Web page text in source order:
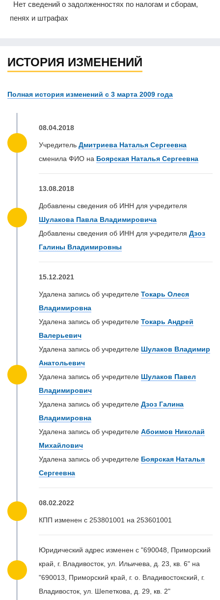
Нет сведений о задолженностях по налогам и сборам,
пенях и штрафах
ИСТОРИЯ ИЗМЕНЕНИЙ
Полная история изменений с 3 марта 2009 года
08.04.2018
Учредитель Дмитриева Наталья Сергеевна
сменила ФИО на Боярская Наталья Сергеевна
13.08.2018
Добавлены сведения об ИНН для учредителя
Шулакова Павла Владимировича
Добавлены сведения об ИНН для учредителя Дзоз
Галины Владимировны
15.12.2021
Удалена запись об учредителе Токарь Олеся
Владимировна
Удалена запись об учредителе Токарь Андрей
Валерьевич
Удалена запись об учредителе Шулаков Владимир
Анатольевич
Удалена запись об учредителе Шулаков Павел
Владимирович
Удалена запись об учредителе Дзоз Галина
Владимировна
Удалена запись об учредителе Абоимов Николай
Михайлович
Удалена запись об учредителе Боярская Наталья
Сергеевна
08.02.2022
КПП изменен с 253801001 на 253601001
Юридический адрес изменен с "690048, Приморский
край, г. Владивосток, ул. Ильичева, д. 23, кв. 6" на
"690013, Приморский край, г. о. Владивостокский, г.
Владивосток, ул. Шепеткова, д. 29, кв. 2"